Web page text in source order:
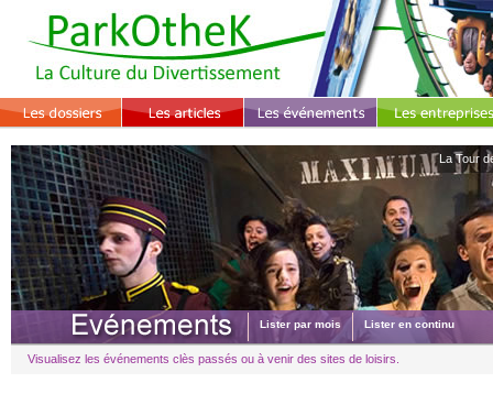
La Tour
Lister par mois Lister en continu
Visualisez les événements clès passés ou à venir des sites de loisirs.